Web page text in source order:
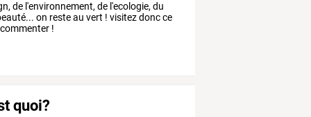
de l'environnement, de l'ecologie, du
on reste au vert ! visitez donc ce
!
quoi?